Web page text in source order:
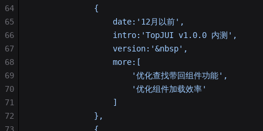
             {
                 date:'12月以前',
                 intro:'TopJUI v1.0.0 内测',
                 version:'&nbsp',
                 more:[
                     '优化查找带回组件功能',
                     '优化组件加载效率'
                 ]
             },
64
65
66
67
68
69
70
71
72